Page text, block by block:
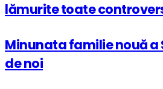
lămurite toate
Minunata familie nouă a
de noi